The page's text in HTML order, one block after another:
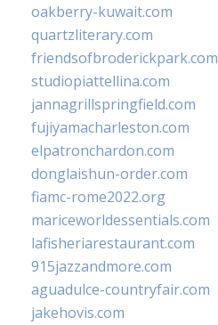
oakberry-kuwait.com
quartzliterary.com
friendsofbroderickpark.com
studiopiattellina.com
jannagrillspringfield.com
fujiyamacharleston.com
elpatronchardon.com
donglaishun-order.com
fiamc-rome2022.org
mariceworldessentials.com
lafisheriarestaurant.com
915jazzandmore.com
aguadulce-countryfair.com
jakehovis.com